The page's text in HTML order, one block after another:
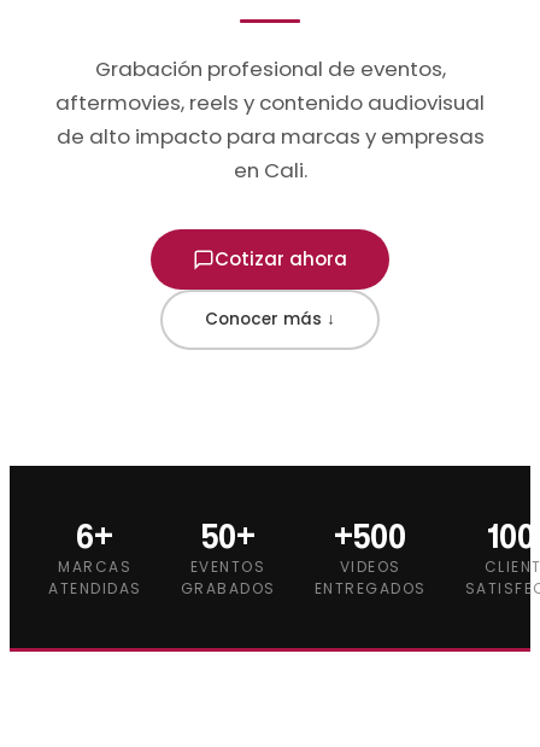
Grabación profesional de eventos,
aftermovies, reels y contenido audiovisual
de alto impacto para marcas y empresas
en Cali.
Cotizar ahora
Conocer más ↓
6+
MARCAS
ATENDIDAS
50+
EVENTOS
GRABADOS
+500
VIDEOS
ENTREGADOS